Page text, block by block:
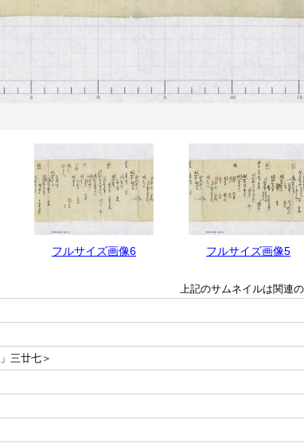
フルサイズ画像6 フルサイズ画像5
上記のサムネイルは関連
三廿七＞